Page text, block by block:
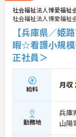
社会福祉法人博愛福祉
社会福祉法人博愛福祉
【兵庫県／姫
暇☆看護小規模
正社員＞
給料 月収
勤務地
兵庫
山陽